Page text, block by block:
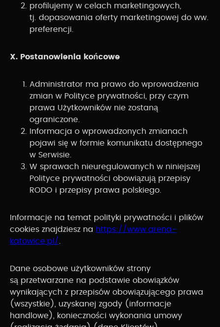
profilujemy w celach marketingowych,
tj. dopasowania oferty marketingowej do ww.
preferencji.
X. Postanowienia końcowe
Administrator ma prawo do wprowadzenia
zmian w Polityce prywatności, przy czym
prawa Użytkowników nie zostaną
ograniczone.
Informacja o wprowadzonych zmianach
pojawi się w formie komunikatu dostępnego
w Serwisie.
W sprawach nieuregulowanych w niniejszej
Polityce prywatności obowiązują przepisy
RODO i przepisy prawa polskiego.
Informacje na temat polityki prywatności i plików
cookies znajdziesz na https://www.arena-
katowice.pl/
Dane osobowe użytkowników strony
są przetwarzane na podstawie obowiązków
wynikających z przepisów obowiązującego prawa
(wszystkie), uzyskanej zgody (informacje
handlowe), konieczności wykonania umowy